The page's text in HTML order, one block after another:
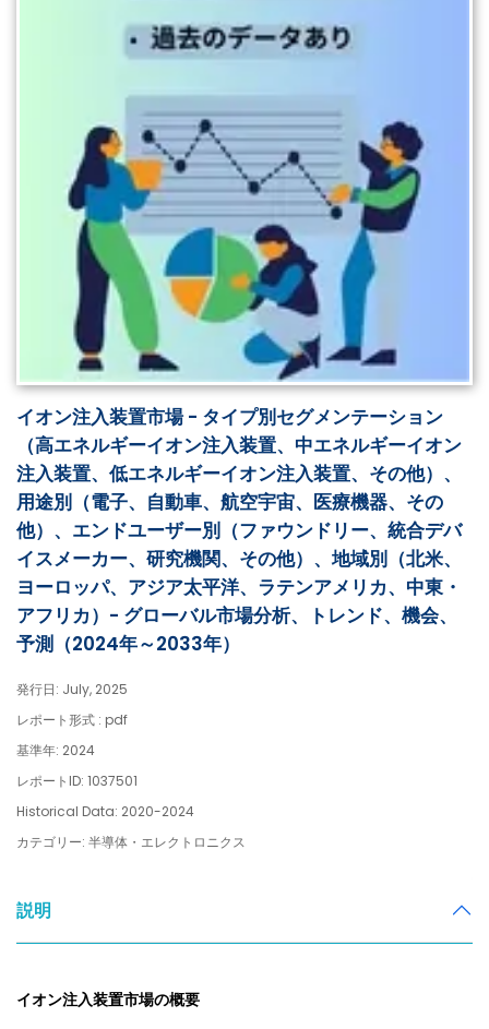
イオン注入装置市場 - タイプ別セグメンテーション
（高エネルギーイオン注入装置、中エネルギーイオン
注入装置、低エネルギーイオン注入装置、その他）、
用途別（電子、自動車、航空宇宙、医療機器、その
他）、エンドユーザー別（ファウンドリー、統合デバ
イスメーカー、研究機関、その他）、地域別（北米、
ヨーロッパ、アジア太平洋、ラテンアメリカ、中東・
アフリカ）- グローバル市場分析、トレンド、機会、
予測（2024年～2033年）
発行日: July, 2025
レポート形式 : pdf
基準年: 2024
レポートID: 1037501
Historical Data: 2020-2024
カテゴリー: 半導体・エレクトロニクス
説明
イオン注入装置市場の概要